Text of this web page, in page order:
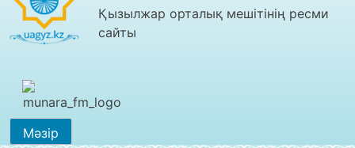
Қызылжар орталық мешітінің ресми
сайты
Мәзір